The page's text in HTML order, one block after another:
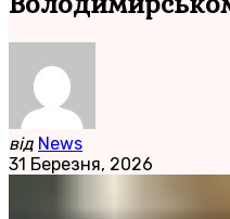
від News
31 Березня, 2026